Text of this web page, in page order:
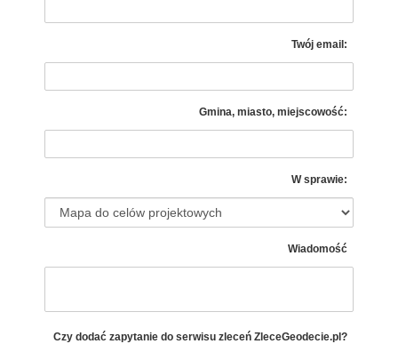
Twój email:
Gmina, miasto, miejscowość:
W sprawie:
Wiadomość
Czy dodać zapytanie do serwisu zleceń ZleceGeodecie.pl?